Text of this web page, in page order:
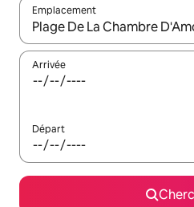
Emplacement
Quand les résultats sont
Arrivée
Départ